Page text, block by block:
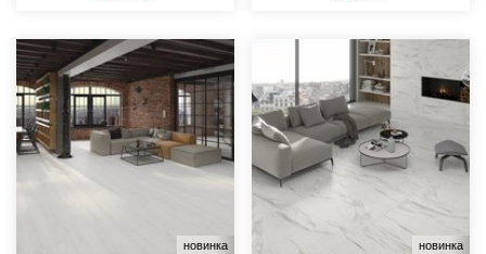
новинка новинка